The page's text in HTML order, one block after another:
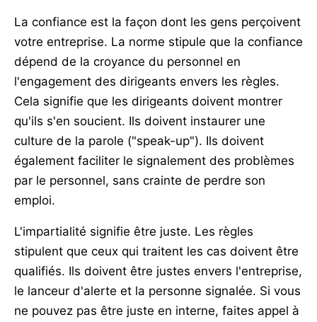
La confiance est la façon dont les gens perçoivent
votre entreprise. La norme stipule que la confiance
dépend de la croyance du personnel en
l'engagement des dirigeants envers les règles.
Cela signifie que les dirigeants doivent montrer
qu'ils s'en soucient. Ils doivent instaurer une
culture de la parole ("speak-up"). Ils doivent
également faciliter le signalement des problèmes
par le personnel, sans crainte de perdre son
emploi.
L'impartialité signifie être juste. Les règles
stipulent que ceux qui traitent les cas doivent être
qualifiés. Ils doivent être justes envers l'entreprise,
le lanceur d'alerte et la personne signalée. Si vous
ne pouvez pas être juste en interne, faites appel à